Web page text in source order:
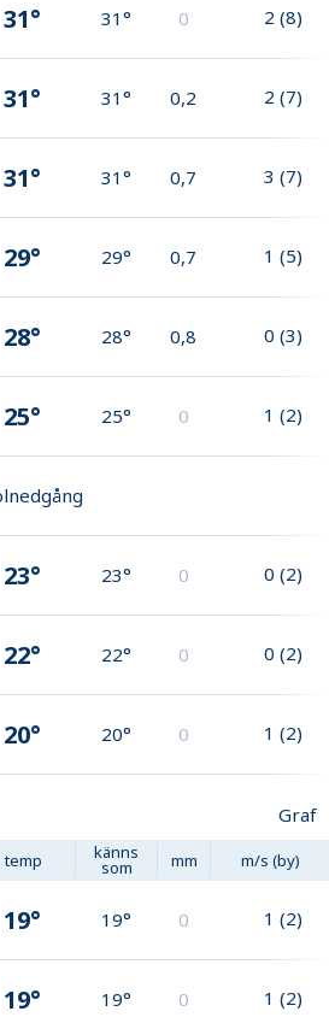
31° 31° 0 2 (8)
31° 31° 0,2 2 (7)
31° 31° 0,7 3 (7)
29° 29° 0,7 1 (5)
28° 28° 0,8 0 (3)
25° 25° 0 1 (2)
23° 23° 0 0 (2)
22° 22° 0 0 (2)
20° 20° 0 1 (2)
Graf
temp känns
som mm m/s (by)
19° 19° 0 1 (2)
19° 19° 0 1 (2)